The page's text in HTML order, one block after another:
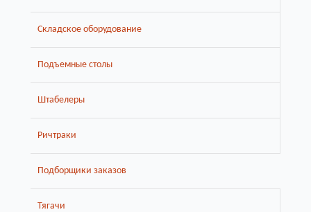
Складское оборудование
Подъемные столы
Штабелеры
Ричтраки
Подборщики заказов
Тягачи